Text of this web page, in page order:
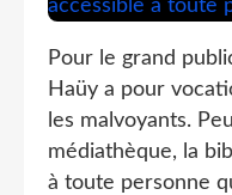
Pour le grand
Haüy a pour
les malvoyants.
médiathèque, la
à toute personne